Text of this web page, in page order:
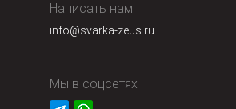
Написать нам:
info@svarka-zeus.ru
Мы в соцсетях